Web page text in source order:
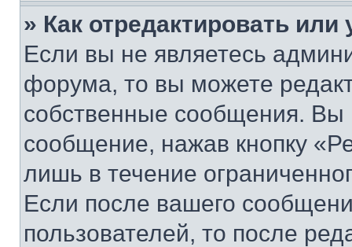
» Как отредактировать
Если вы не являетесь
форума, то вы можете
собственные сообщения. Вы
сообщение, нажав кнопку
лишь в течение
Если после вашего
пользователей, то после